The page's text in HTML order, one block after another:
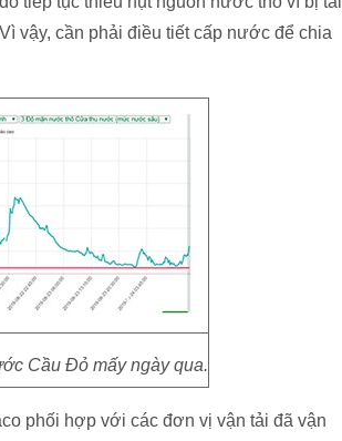
vậy, cần phải điều tiết cấp nước để chia
Cầu Đỏ mấy ngày qua.
phối hợp với các đơn vị vận tải đã vận